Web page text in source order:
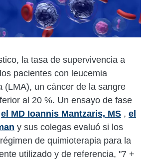
la tasa de supervivencia a
pacientes con leucemia
(LMA), un cáncer de la sangre
al 20 %. Un ensayo de fase
el MD Ioannis Mantzaris, MS , el
y sus colegas evaluó si los
de quimioterapia para la
utilizado y de referencia, "7 +